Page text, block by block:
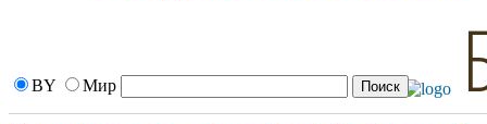
BY Мир